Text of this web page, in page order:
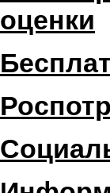
оценки